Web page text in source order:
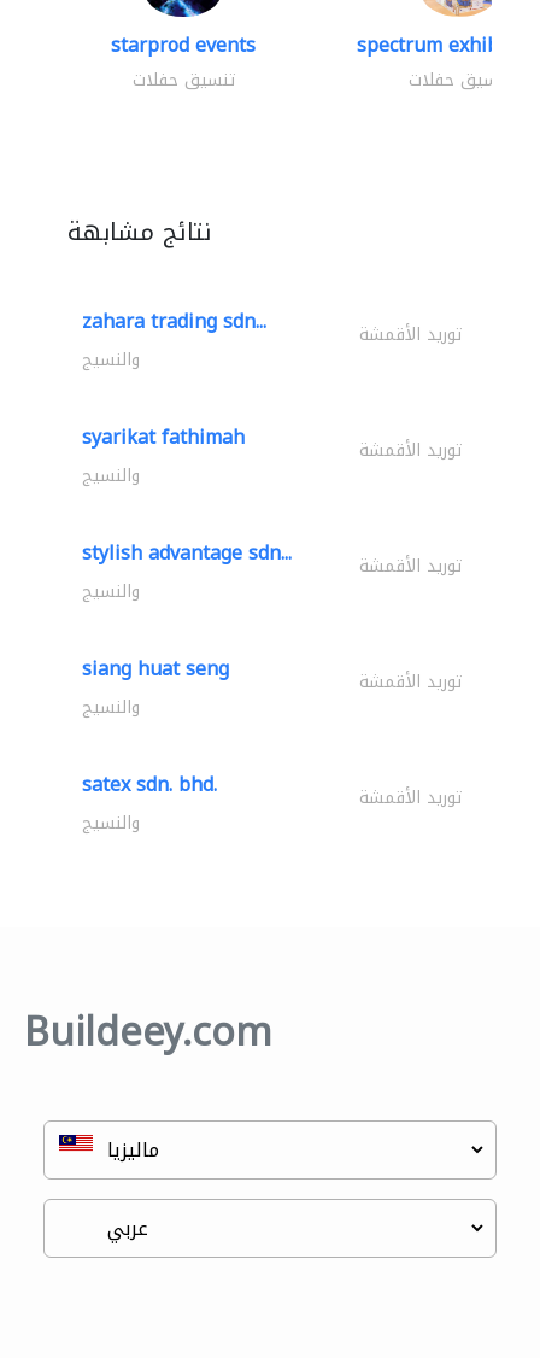
starprod events
تنسيق حفلات
spectrum
تنسيق حفلات
نتائج مشابهة
zahara trading sdn... توريد الأقمشة
والنسيج
syarikat fathimah توريد الأقمشة
والنسيج
stylish advantage sdn... توريد الأقمشة
والنسيج
siang huat seng توريد الأقمشة
والنسيج
satex sdn. bhd. توريد الأقمشة
والنسيج
Buildeey.com